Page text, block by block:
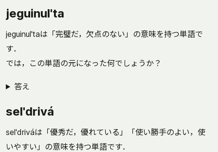
jeguinul'ta
jeguinul'taは「完璧だ，欠点のない」の意味を持つ単語で
す．
では，この単語の元になった何でしょうか？
答え
sel'drivá
sel'driváは「優秀だ，優れている」「使い勝手のよい，使
いやすい」の意味を持つ単語です．